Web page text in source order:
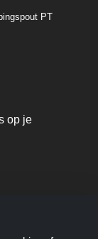
PT
op je